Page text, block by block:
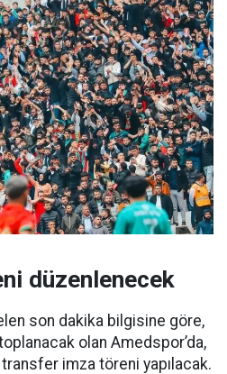
düzenlenecek
son dakika bilgisine göre,
olan Amedspor’da,
imza töreni yapılacak.